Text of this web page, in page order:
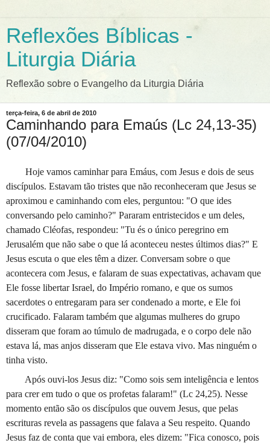
Reflexões Bíblicas -
Liturgia Diária
Reflexão sobre o Evangelho da Liturgia Diária
terça-feira, 6 de abril de 2010
Caminhando para Emaús (Lc 24,13-35)
(07/04/2010)
Hoje vamos caminhar para Emáus, com Jesus e dois de seus
discípulos. Estavam tão tristes que não reconheceram que Jesus se
aproximou e caminhando com eles, perguntou: "O que ides
conversando pelo caminho?" Pararam entristecidos e um deles,
chamado Cléofas, respondeu: "Tu és o único peregrino em
Jerusalém que não sabe o que lá aconteceu nestes últimos dias?" E
Jesus escuta o que eles têm a dizer. Conversam sobre o que
acontecera com Jesus, e falaram de suas expectativas, achavam que
Ele fosse libertar Israel, do Império romano, e que os sumos
sacerdotes o entregaram para ser condenado a morte, e Ele foi
crucificado. Falaram também que algumas mulheres do grupo
disseram que foram ao túmulo de madrugada, e o corpo dele não
estava lá, mas anjos disseram que Ele estava vivo. Mas ninguém o
tinha visto.
Após ouvi-los Jesus diz: "Como sois sem inteligência e lentos
para crer em tudo o que os profetas falaram!" (Lc 24,25). Nesse
momento então são os discípulos que ouvem Jesus, que pelas
escrituras revela as passagens que falava a Seu respeito. Quando
Jesus faz de conta que vai embora, eles dizem: "Fica conosco, pois